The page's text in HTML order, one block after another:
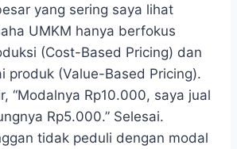
yang sering saya lihat
UMKM hanya berfokus
(Cost-Based Pricing) dan
produk (Value-Based Pricing).
“Modalnya Rp10.000, saya jual
Rp5.000.” Selesai.
tidak peduli dengan modal